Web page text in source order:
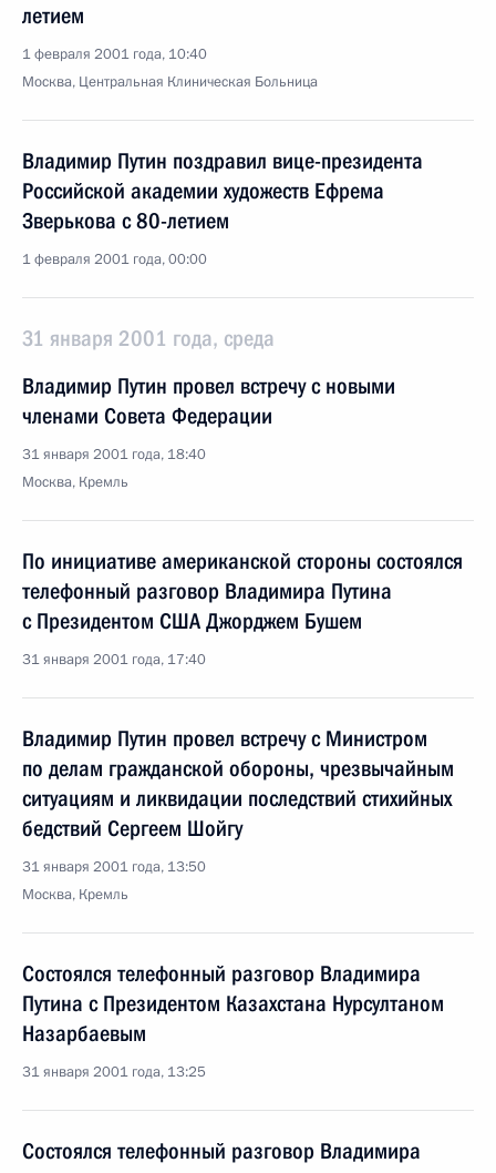
летием
1 февраля 2001 года, 10:40
Москва, Центральная Клиническая Больница
Владимир Путин поздравил вице-президента
Российской академии художеств Ефрема
Зверькова с 80-летием
1 февраля 2001 года, 00:00
31 января 2001 года, среда
Владимир Путин провел встречу с новыми
членами Совета Федерации
31 января 2001 года, 18:40
Москва, Кремль
По инициативе американской стороны состоялся
телефонный разговор Владимира Путина
с Президентом США Джорджем Бушем
31 января 2001 года, 17:40
Владимир Путин провел встречу с Министром
по делам гражданской обороны, чрезвычайным
ситуациям и ликвидации последствий стихийных
бедствий Сергеем Шойгу
31 января 2001 года, 13:50
Москва, Кремль
Состоялся телефонный разговор Владимира
Путина с Президентом Казахстана Нурсултаном
Назарбаевым
31 января 2001 года, 13:25
Состоялся телефонный разговор Владимира